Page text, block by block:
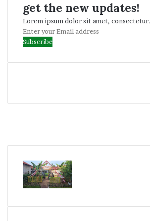
get the new updates!
Lorem ipsum dolor sit amet, consectetur.
Enter
your
address